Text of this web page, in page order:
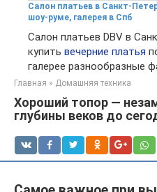
Салон платьев в Санкт-
шоу-руме, галерея в Спб
Салон платьев DBV в
купить вечерние платья
галерее разнообразные
Главная » Домашняя техника
Хороший топор —
глубины веков до